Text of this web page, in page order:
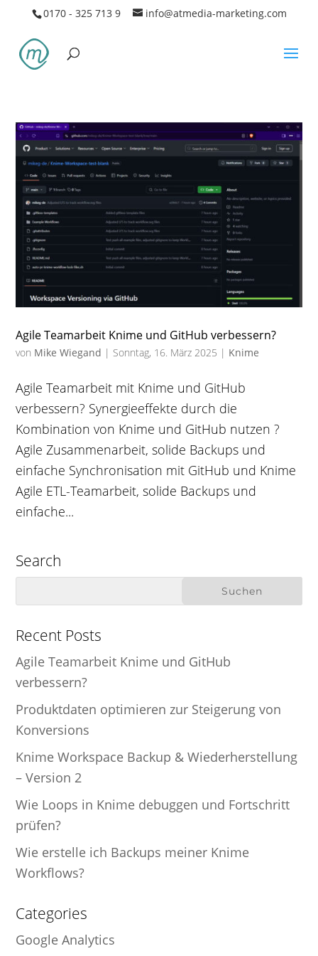
0170 - 325 713 9 info@atmedia-marketing.com
Agile Teamarbeit Knime und GitHub verbessern?
von Mike Wiegand | Sonntag, 16. März 2025 | Knime
Agile Teamarbeit mit Knime und GitHub
verbessern? Synergieeffekte durch die
Kombination von Knime und GitHub nutzen ?
Agile Zusammenarbeit, solide Backups und
einfache Synchronisation mit GitHub und Knime
Agile ETL-Teamarbeit, solide Backups und
einfache...
Search
Recent Posts
Agile Teamarbeit Knime und GitHub
verbessern?
Produktdaten optimieren zur Steigerung von
Konversions
Knime Workspace Backup & Wiederherstellung
– Version 2
Wie Loops in Knime debuggen und Fortschritt
prüfen?
Wie erstelle ich Backups meiner Knime
Workflows?
Categories
Google Analytics